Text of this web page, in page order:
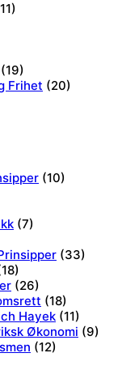
(19)
Frihet (20)
(10)
(7)
(33)
(26)
(18)
Hayek (11)
Økonomi (9)
(12)